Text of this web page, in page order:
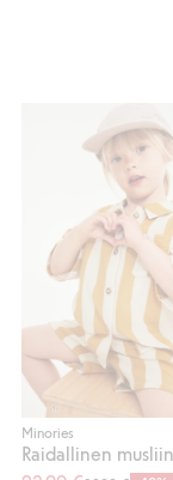
Minories
Raidallinen